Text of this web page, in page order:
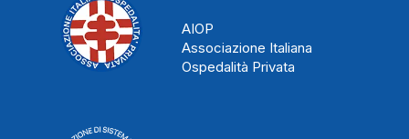
AIOP
Associazione Italiana
Ospedalità Privata